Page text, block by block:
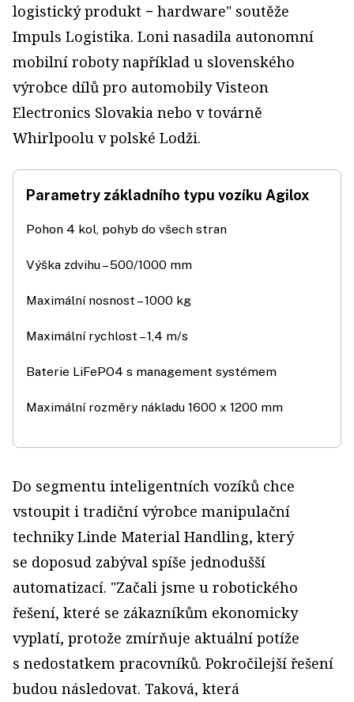
logistický produkt − hardware" soutěže
Impuls Logistika. Loni nasadila autonomní
mobilní roboty například u slovenského
výrobce dílů pro automobily Visteon
Electronics Slovakia nebo v továrně
Whirlpoolu v polské Lodži.
Parametry základního typu vozíku Agilox
Pohon 4 kol, pohyb do všech stran
Výška zdvihu – 500/1000 mm
Maximální nosnost – 1000 kg
Maximální rychlost – 1,4 m/s
Baterie LiFePO4 s management systémem
Maximální rozměry nákladu 1600 x 1200 mm
Do segmentu inteligentních vozíků chce
vstoupit i tradiční výrobce manipulační
techniky Linde Material Handling, který
se doposud zabýval spíše jednodušší
automatizací. "Začali jsme u robotického
řešení, které se zákazníkům ekonomicky
vyplatí, protože zmírňuje aktuální potíže
s nedostatkem pracovníků. Pokročilejší řešení
budou následovat. Taková, která